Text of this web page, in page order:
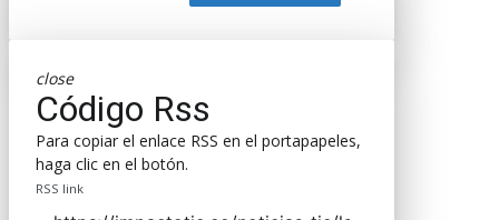
close
Código Rss
Para copiar el enlace RSS en el portapapeles,
haga clic en el botón.
RSS link